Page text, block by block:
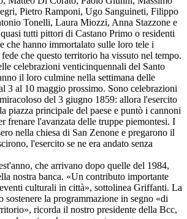
Pietro Ramponi, Ugo Sanguineti, Filippo
Tonelli, Laura Miozzi, Anna Stazzone e
tutti pittori di Castano Primo o residenti
che hanno immortalato sulle loro tele i
che questo territorio ha vissuto nel tempo.
celebrazioni venticinquennali del Santo
il loro culmine nella settimana delle
3 al 10 maggio prossimo. Sono celebrazioni
del 3 giugno 1859: allora l'esercito
piazza principale del paese e puntò i cannoni
frenare l'avanzata delle truppe piemontesi. I
nella chiesa di San Zenone e pregarono il
l'esercito se ne era andato senza
che arrivano dopo quelle del 1984,
nostra banca. «Un contributo importante
culturali in città», sottolinea Griffanti. La
sostenere la programmazione in segno «di
ricorda il nostro presidente della Bcc,